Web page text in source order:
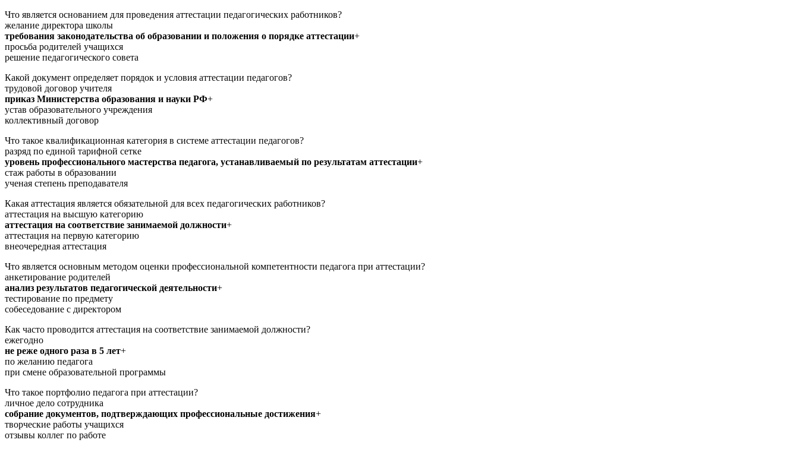
Что является основанием для проведения аттестации педагогических работников?
желание директора школы
требования законодательства об образовании и положения о порядке аттестации+
просьба родителей учащихся
решение педагогического совета
Какой документ определяет порядок и условия аттестации педагогов?
трудовой договор учителя
приказ Министерства образования и науки РФ+
устав образовательного учреждения
коллективный договор
Что такое квалификационная категория в системе аттестации педагогов?
разряд по единой тарифной сетке
уровень профессионального мастерства педагога, устанавливаемый по результатам аттестации+
стаж работы в образовании
ученая степень преподавателя
Какая аттестация является обязательной для всех педагогических работников?
аттестация на высшую категорию
аттестация на соответствие занимаемой должности+
аттестация на первую категорию
внеочередная аттестация
Что является основным методом оценки профессиональной компетентности педагога при аттестации?
анкетирование родителей
анализ результатов педагогической деятельности+
тестирование по предмету
собеседование с директором
Как часто проводится аттестация на соответствие занимаемой должности?
ежегодно
не реже одного раза в 5 лет+
по желанию педагога
при смене образовательной программы
Что такое портфолио педагога при аттестации?
личное дело сотрудника
собрание документов, подтверждающих профессиональные достижения+
творческие работы учащихся
отзывы коллег по работе